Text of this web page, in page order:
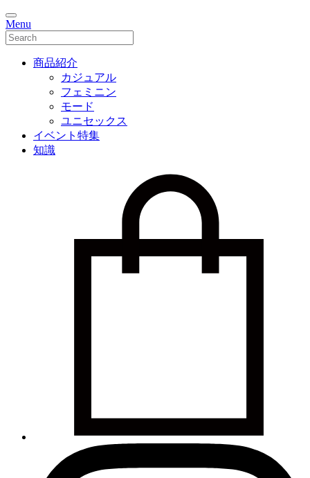
Menu
商品紹介
カジュアル
フェミニン
モード
ユニセックス
イベント特集
知識